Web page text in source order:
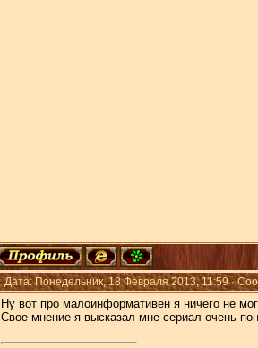
Дата: Понедельник, 18 Февраля 2013, 11:59 ·
Ну вот про малоинформативен я ничего не
Свое мнение я высказал мне сериал очень